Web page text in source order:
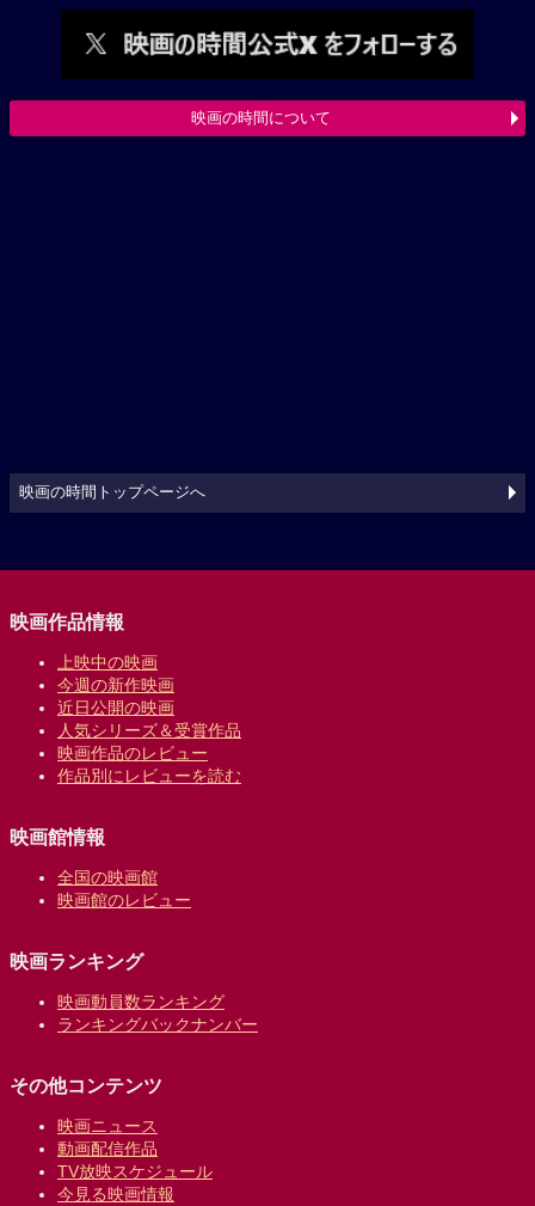
映画の時間について
映画の時間トップページへ
映画作品情報
上映中の映画
今週の新作映画
近日公開の映画
人気シリーズ＆受賞作品
映画作品のレビュー
作品別にレビューを読む
映画館情報
全国の映画館
映画館のレビュー
映画ランキング
映画動員数ランキング
ランキングバックナンバー
その他コンテンツ
映画ニュース
動画配信作品
TV放映スケジュール
今見る映画情報